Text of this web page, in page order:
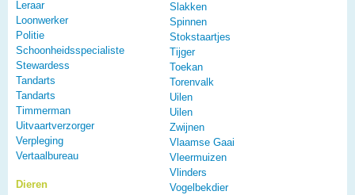
Leraar
Loonwerker
Politie
Schoonheidsspecialiste
Stewardess
Tandarts
Tandarts
Timmerman
Uitvaartverzorger
Verpleging
Vertaalbureau
Dieren
Slakken
Spinnen
Stokstaartjes
Tijger
Toekan
Torenvalk
Uilen
Uilen
Zwijnen
Vlaamse Gaai
Vleermuizen
Vlinders
Vogelbekdier